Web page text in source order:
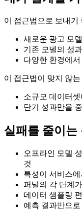
이 접근법으로 보내기
새로운 광고 모
기존 모델의 성
다양한 환경에
이 접근법이 맞지 않는
소규모 데이터
단기 성과만을
실패를 줄이는
오프라인 모델
것
특성이 서비스
퍼널의 각 단계
데이터 샘플링
예측 결과만으